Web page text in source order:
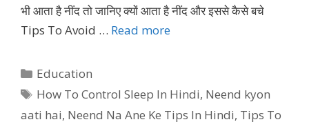
भी आता है नींद तो जानिए क्यों आता है नींद और इससे कैसे बचे
Tips To Avoid … Read more
Categories
Education
Tags
How To Control Sleep In Hindi, Neend kyon
aati hai, Neend Na Ane Ke Tips In Hindi, Tips To